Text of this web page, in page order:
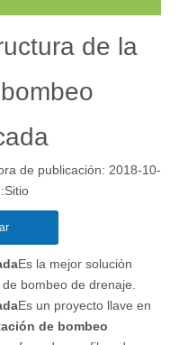
de la
de publicación: 2018-10-
Sitio
Es la mejor solución
bombeo de drenaje.
Es un proyecto llave en
de bombeo